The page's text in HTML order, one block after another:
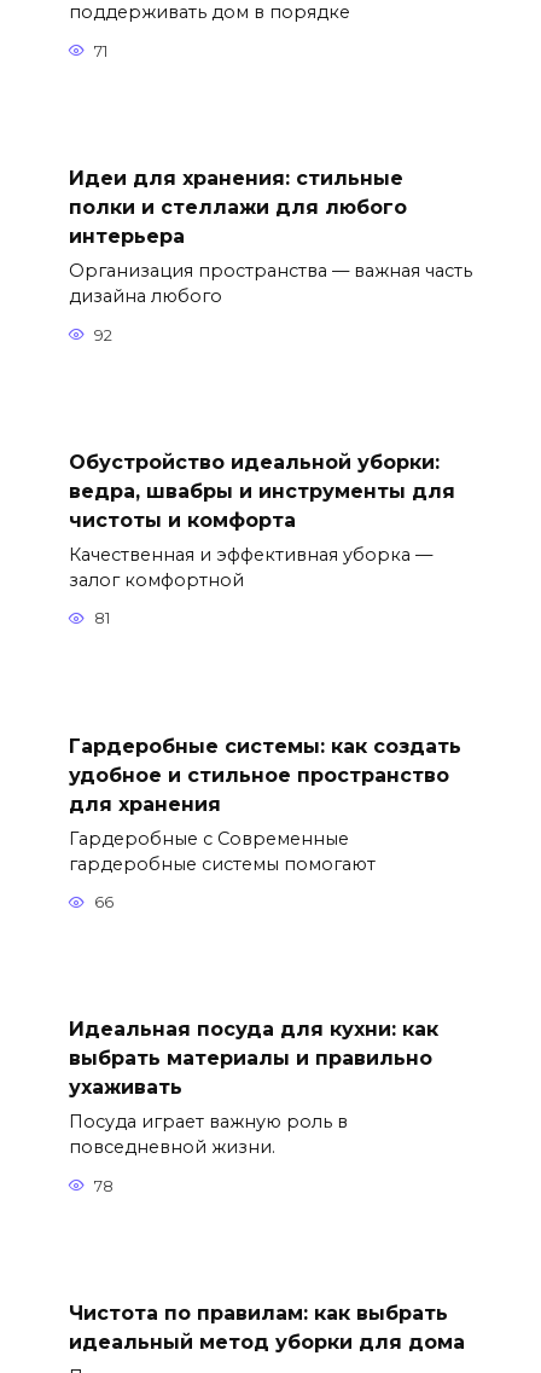
поддерживать дом в порядке
71
Идеи для хранения: стильные
полки и стеллажи для любого
интерьера
Организация пространства — важная часть
дизайна любого
92
Обустройство идеальной уборки:
ведра, швабры и инструменты для
чистоты и комфорта
Качественная и эффективная уборка —
залог комфортной
81
Гардеробные системы: как создать
удобное и стильное пространство
для хранения
Гардеробные с Современные
гардеробные системы помогают
66
Идеальная посуда для кухни: как
выбрать материалы и правильно
ухаживать
Посуда играет важную роль в
повседневной жизни.
78
Чистота по правилам: как выбрать
идеальный метод уборки для дома